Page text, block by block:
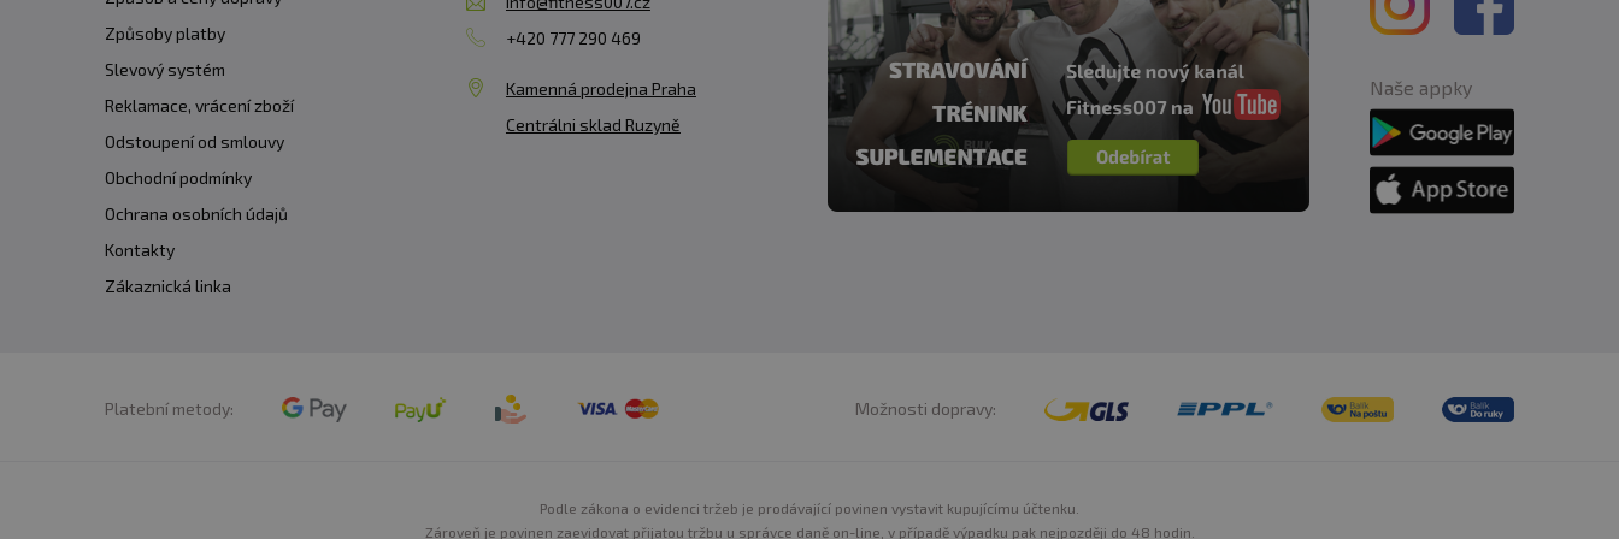
Způsoby platby
Slevový systém
Reklamace, vrácení zboží
Odstoupení od smlouvy
Obchodní podmínky
Ochrana osobních údajů
Kontakty
Zákaznická linka
+420 777 290 469
Kamenná prodejna Praha
Centrálni sklad Ruzyně
Naše appky
Platební metody: Možnosti dopravy:
Podle zákona o evidenci tržeb je prodávající povinen vystavit kupujícímu účtenku.
Zároveň je povinen zaevidovat přijatou tržbu u správce daně on-line, v případě výpadku pak nejpozději do 48 hodin.